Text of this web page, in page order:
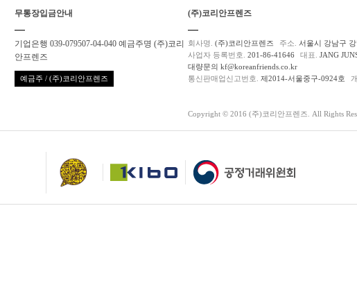
무통장입금안내
기업은행 039-079507-04-040 예금주명 (주)코리
안프렌즈
예금주 / (주)코리안프렌즈
(주)코리안프렌즈
회사명. (주)코리안프렌즈 주소. 서울시 강남구
사업자 등록번호. 201-86-41646 대표. JANG
대량문의 kf@koreanfriends.co.kr
통신판매업신고번호. 제2014-서울중구-0924호
Copyright © 2016 (주)코리안프렌즈. All Rights